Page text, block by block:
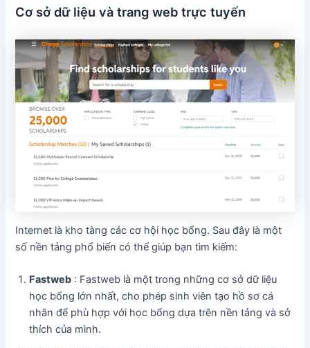
Cơ sở dữ liệu và trang web trực tuyến
Internet là kho tàng các cơ hội học bổng. Sau đây là một
số nền tảng phổ biến có thể giúp bạn tìm kiếm:
Fastweb : Fastweb là một trong những cơ sở dữ liệu
học bổng lớn nhất, cho phép sinh viên tạo hồ sơ cá
nhân để phù hợp với học bổng dựa trên nền tảng và sở
thích của mình.